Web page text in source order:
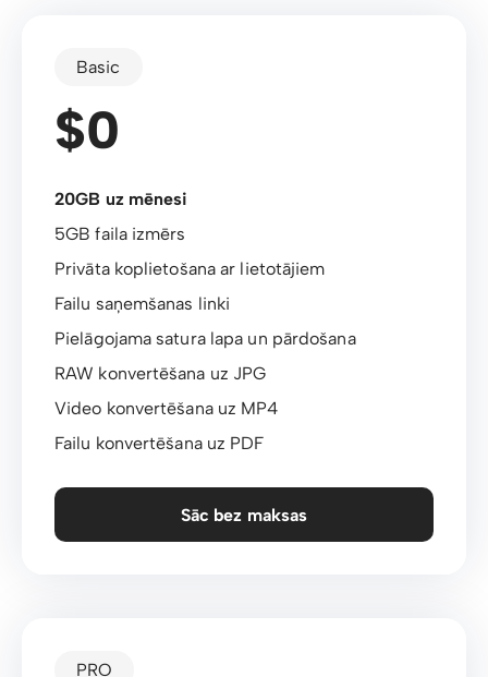
Basic
$0
20GB uz mēnesi
5GB faila izmērs
Privāta koplietošana ar lietotājiem
Failu saņemšanas linki
Pielāgojama satura lapa un pārdošana
RAW konvertēšana uz JPG
Video konvertēšana uz MP4
Failu konvertēšana uz PDF
Sāc bez maksas
PRO